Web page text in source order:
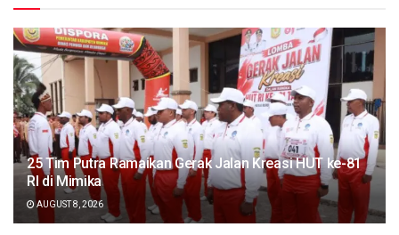
25 Tim Putra Ramaikan Gerak Jalan Kreasi HUT ke-81
RI di Mimika
AUGUST 8, 2026